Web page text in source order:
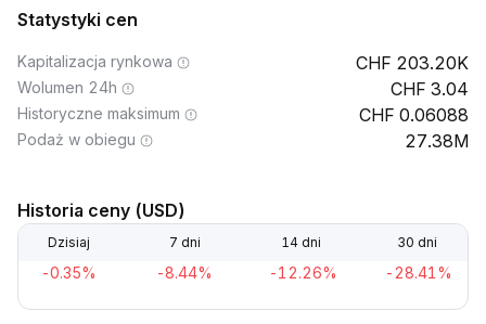
Statystyki cen
Kapitalizacja rynkowa 203.20K
Wolumen 24h 3.04
Historyczne maksimum 0.06088
Podaż w obiegu 27.38M
Historia ceny (USD)
Dzisiaj 7 dni 14 dni 30 dni
-0.35% -8.44% -12.26% -28.41%